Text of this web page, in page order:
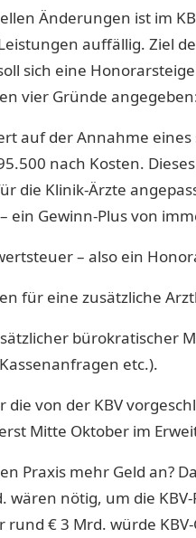
Änderungen ist im
auffällig. Ziel
sich eine
vier Gründe
auf der Annahme
nach Kosten.
die Klinik-Ärzte
ein Gewinn-Plus von
– also ein
für eine zusätzliche
bürokratischer
etc.).
die von der KBV
Mitte Oktober im
Praxis mehr Geld an?
wären nötig, um die
€ 3 Mrd. würde